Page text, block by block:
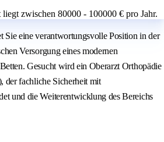
zwischen 80000 - 100000 € pro Jahr.
Sie eine verantwortungsvolle Position in der
Versorgung eines modernen
Gesucht wird ein Oberarzt Orthopädie
fachliche Sicherheit mit
und die Weiterentwicklung des Bereichs